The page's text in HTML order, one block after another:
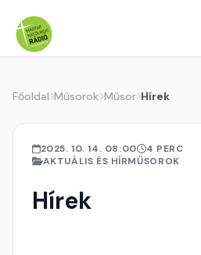
Főoldal Műsorok Műsor Hírek
2025. 10. 14. 08:00
4 PERC
AKTUÁLIS ÉS HÍRMŰSOROK
Hírek